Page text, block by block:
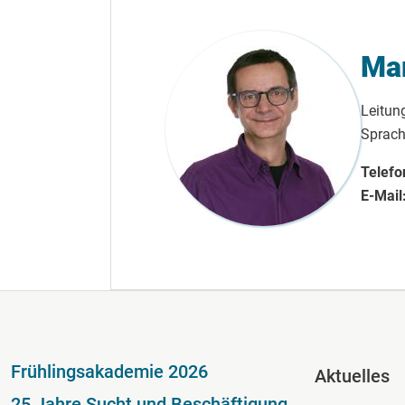
E-Mail
Fußzeile
Frühlingsakademie 2026
Aktuelles